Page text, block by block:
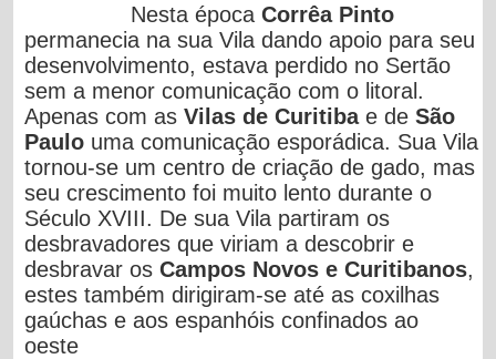
Nesta épocaCorrêa Pinto
permanecia na sua Vila dando apoio para seu
desenvolvimento, estava perdido no Sertão
sem a menor comunicação com o litoral.
Apenas com asVilas de Curitibae deSão
Paulo uma comunicação esporádica. Sua Vila
tornou-se um centro de criação de gado, mas
seu crescimento foi muito lento durante o
Século XVIII. De sua Vila partiram os
desbravadores que viriam a descobrir e
desbravar osCampos Novos e Curitibanos,
estes também dirigiram-se até as coxilhas
gaúchas e aos espanhóis confinados ao
oeste